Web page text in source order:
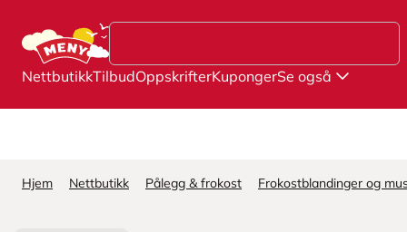
NettbutikkTilbudOppskrifterKupongerSe også
Hjem Nettbutikk Pålegg & frokost Frokostblandinger og